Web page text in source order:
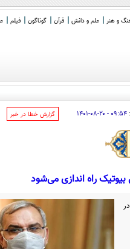
و هنر علم و دانش قرآن گوناگون فیلم
۰۹:۵۴ - ۲۰-۰۸-۱۴۰۱ ‌گزارش خطا در خبر
راه اندازی می‌شود